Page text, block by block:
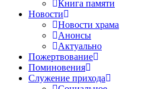
Книга памяти
Новости
Новости храма
Анонсы
Актуально
Пожертвование
Поминовения
Служение прихода